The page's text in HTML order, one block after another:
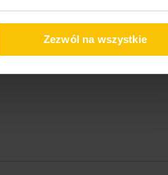
Zezwól na wszystkie